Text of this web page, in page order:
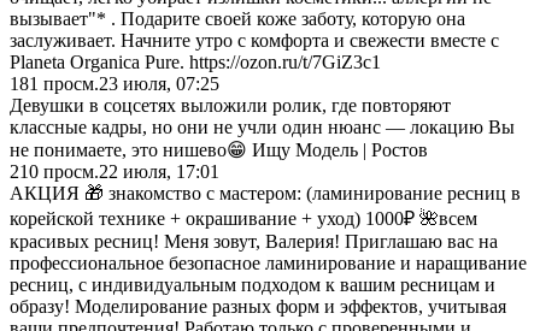
вызывает"* . Подарите своей коже заботу, которую она
заслуживает. Начните утро с комфорта и свежести вместе с
Planeta Organica Pure. https://ozon.ru/t/7GiZ3c1
181 просм.23 июля, 07:25
Девушки в соцсетях выложили ролик, где повторяют
классные кадры, но они не учли один нюанс — локацию Вы
не понимаете, это нишево😁 Ищу Модель | Ростов
210 просм.22 июля, 17:01
АКЦИЯ 🎁 знакомство с мастером: (ламинирование ресниц в
корейской технике + окрашивание + уход) 1000₽ 🌺всем
красивых ресниц! Меня зовут, Валерия! Приглашаю вас на
профессиональное безопасное ламинирование и наращивание
ресниц, с индивидуальным подходом к вашим ресницам и
образу! Моделирование разных форм и эффектов, учитывая